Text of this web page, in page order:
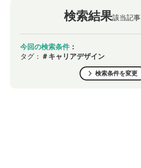
検索結果該当記事
今回の検索条件 ：
タグ： ＃キャリアデザイン
検索条件を変更